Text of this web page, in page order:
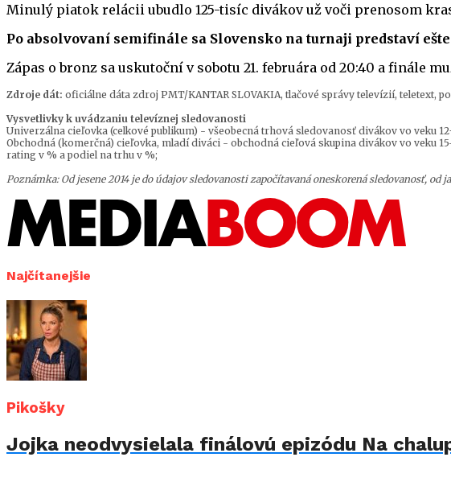
Minulý piatok relácii ubudlo 125-tisíc divákov už voči prenosom
Po absolvovaní semifinále sa Slovensko na turnaji predstaví
Zápas o bronz sa uskutoční v sobotu 21. februára od 20:40 a finále
Zdroje dát: oficiálne dáta zdroj PMT/KANTAR SLOVAKIA, tlačové správy televízií, teletext,
Vysvetlivky k uvádzaniu televíznej sledovanosti
Univerzálna cieľovka (celkové publikum) - všeobecná trhová sledovanosť divákov vo veku
Obchodná (komerčná) cieľovka, mladí diváci - obchodná cieľová skupina divákov vo veku
rating v % a podiel na trhu v %;
Poznámka: Od jesene 2014 je do údajov sledovanosti započítavaná oneskorená sledovanosť,
Najčítanejšie
Pikošky
Jojka neodvysielala finálovú epizódu Na